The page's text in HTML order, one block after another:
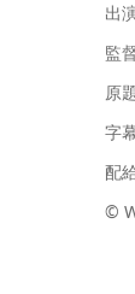
出
監
原
字
配
©